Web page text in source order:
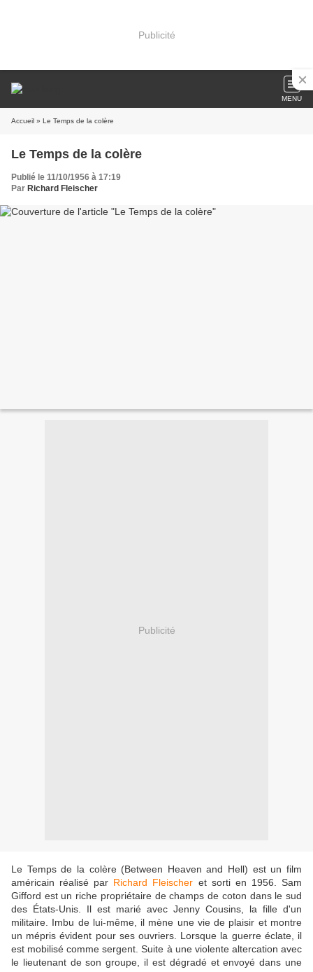
Publicité
MENU
Accueil » Le Temps de la colère
Le Temps de la colère
Publié le 11/10/1956 à 17:19
Par Richard Fleischer
Publicité
Le Temps de la colère (Between Heaven and Hell) est un film
américain réalisé par Richard Fleischer et sorti en 1956. Sam
Gifford est un riche propriétaire de champs de coton dans le sud
des États-Unis. Il est marié avec Jenny Cousins, la fille d'un
militaire. Imbu de lui-même, il mène une vie de plaisir et montre
un mépris évident pour ses ouvriers. Lorsque la guerre éclate, il
est mobilisé comme sergent. Suite à une violente altercation avec
le lieutenant de son groupe, il est dégradé et envoyé dans une